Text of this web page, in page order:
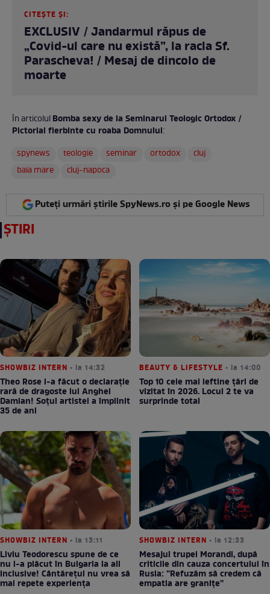
CITEȘTE ȘI:
EXCLUSIV / Jandarmul răpus de
„Covid-ul care nu există”, la racla Sf.
Parascheva! / Mesaj de dincolo de
moarte
În articolulBomba sexy de la Seminarul Teologic Ortodox /
Pictorial fierbinte cu roaba Domnului:
spynews
teologie seminar ortodox
cluj
baia mare
cluj-napoca
Puteți urmări știrile SpyNews.ro și pe Google News
ȘTIRI
SHOWBIZ INTERN • la 14:32
Theo Rose i-a făcut o declarație
rară de dragoste lui Anghel
Damian! Soțul artistei a împlinit
35 de ani
BEAUTY & LIFESTYLE • la 14:00
Top 10 cele mai ieftine țări de
vizitat în 2026. Locul 2 te va
surprinde total
SHOWBIZ INTERN • la 13:11
Liviu Teodorescu spune de ce
nu i-a plăcut în Bulgaria la all
inclusive! Cântărețul nu vrea să
mai repete experiența
SHOWBIZ INTERN • la 12:33
Mesajul trupei Morandi, după
criticile din cauza concertului în
Rusia: ”Refuzăm să credem că
empatia are granițe”